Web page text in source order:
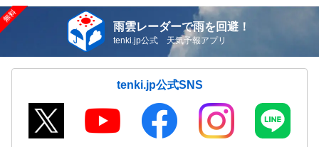
雨雲レーダーで雨を回避！
tenki.jp公式 天気予報アプリ
tenki.jp公式SNS